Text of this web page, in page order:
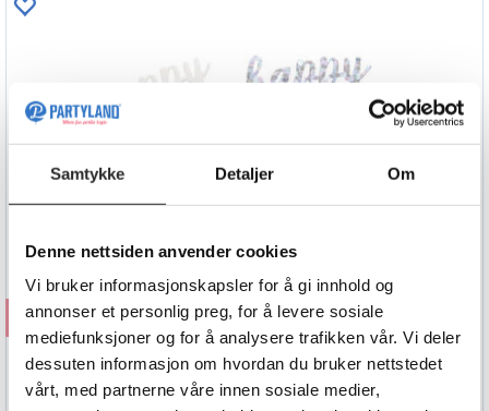
Samtykke Detaljer Om
Denne nettsiden anvender cookies
Vi bruker informasjonskapsler for å gi innhold og
annonser et personlig preg, for å levere sosiale
mediefunksjoner og for å analysere trafikken vår. Vi deler
dessuten informasjon om hvordan du bruker nettstedet
vårt, med partnerne våre innen sosiale medier,
Kjøp
Konfetti - "Happy Birthday" - Rosegull